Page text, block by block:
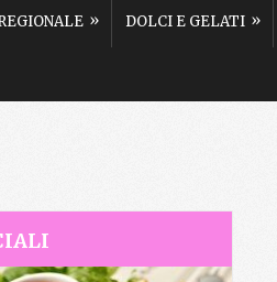
» DOLCI E GELATI »